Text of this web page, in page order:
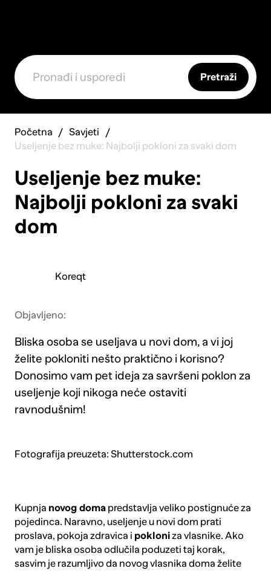
Pretraži
Početna
Savjeti
Useljenje bez muke: Najbolji pokloni za svaki dom
Useljenje bez muke:
Najbolji pokloni za svaki
dom
Koreqt
Objavljeno:
Bliska osoba se useljava u novi dom, a vi joj
želite pokloniti nešto praktično i korisno?
Donosimo vam pet ideja za savršeni poklon za
useljenje koji nikoga neće ostaviti
ravnodušnim!
Fotografija preuzeta: Shutterstock.com
Kupnja novog domapredstavlja veliko postignuće za
pojedinca. Naravno, useljenje u novi dom prati
proslava, pokoja zdravica i pokloniza vlasnike. Ako
vam je bliska osoba odlučila poduzeti taj korak,
sasvim je razumljivo da novog vlasnika doma želite